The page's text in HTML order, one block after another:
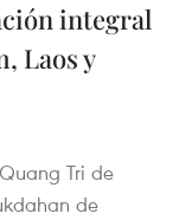
integral
Laos y
Tri de
de